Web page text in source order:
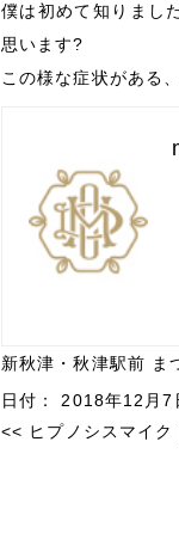
僕は初めて知りまし
思います?
この様な症状がある
新秋津・秋津駅前 ま
日付： 2018年12月7
<< ヒプノシスマイク